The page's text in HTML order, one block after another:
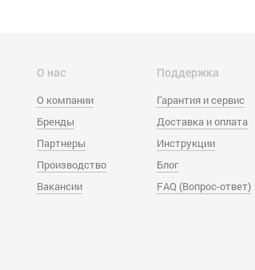
О нас
О компании
Бренды
Партнеры
Производство
Вакансии
Поддержка
Гарантия и сервис
Доставка и оплата
Инструкции
Блог
FAQ (Вопрос-ответ)